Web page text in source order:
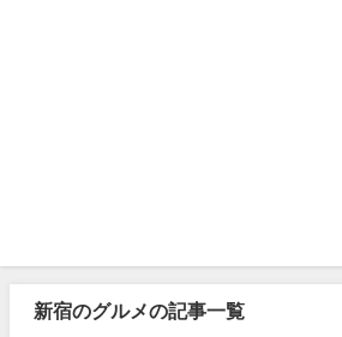
新宿のグルメの記事一覧